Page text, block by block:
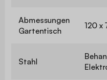
Abmessungen
Gartentisch
120 x
Stahl